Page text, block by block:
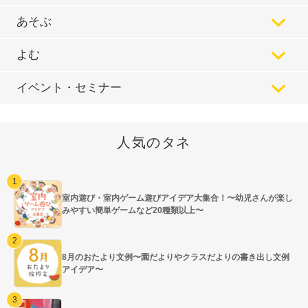
あそぶ
よむ
イベント・セミナー
人気のタネ
室内遊び・室内ゲーム遊びアイデア大集合！〜幼児さんが楽し
みやすい簡単ゲームなど20種類以上〜
8月のおたより文例〜園だよりやクラスだよりの書き出し文例
アイデア〜